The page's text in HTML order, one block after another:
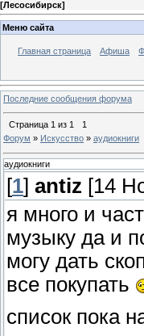
[Лесосибирск]
Меню сайта
Главная страница Афиша
Последние сообщения форума
Страница 1 из 1
1
Форум » Искусство » аудиокниги
аудиокниги
[1] antiz [14
я много и
музыку да и
могу дать
все покупать
список пока